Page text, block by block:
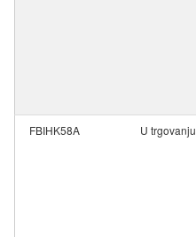
FBIHK58A U trgovanju